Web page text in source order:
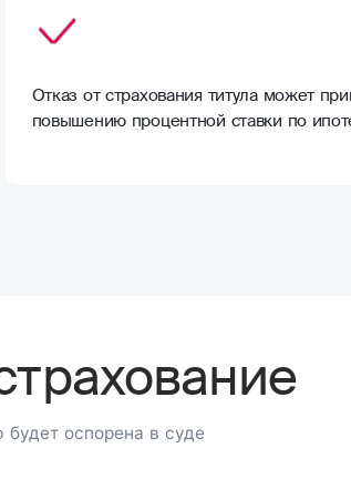
Отказ от страхования титула может
повышению процентной ставки по
оспорена в суде